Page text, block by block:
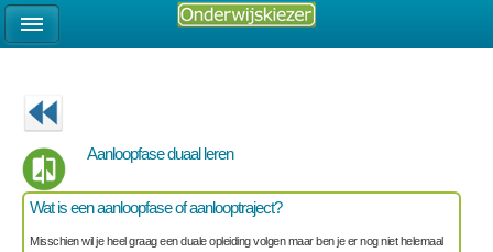
Aanloopfase duaal leren
Wat is een aanloopfase of aanlooptraject?
Misschien wil je heel graag een duale opleiding volgen maar ben je er nog niet helemaal